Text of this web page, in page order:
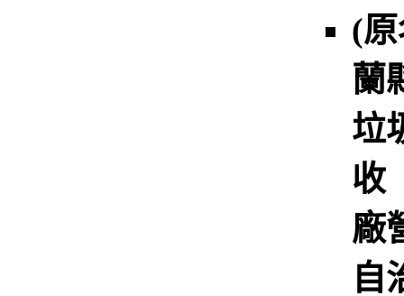
(
蘭
垃
收
廠
自